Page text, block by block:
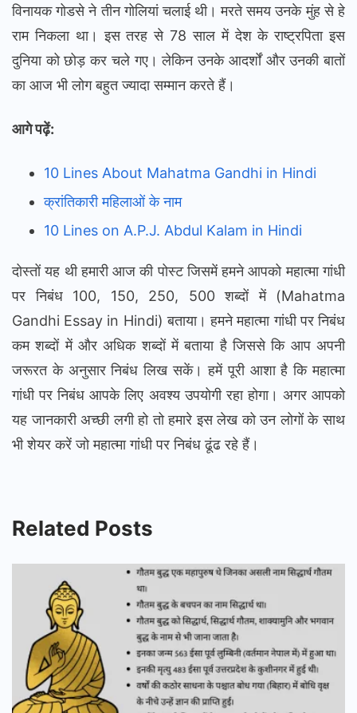
विनायक गोडसे ने तीन गोलियां चलाई थी‌। मरते समय उनके मुंह से हे
राम निकला था। इस तरह से 78 साल में देश के राष्ट्रपिता इस
दुनिया को छोड़ कर चले गए। लेकिन उनके आदर्शों और उनकी बातों
का आज भी लोग बहुत ज्यादा सम्मान करते हैं।
आगे पढ़ें:
10 Lines About Mahatma Gandhi in Hindi
क्रांतिकारी महिलाओं के नाम
10 Lines on A.P.J. Abdul Kalam in Hindi
दोस्तों यह थी हमारी आज की पोस्ट जिसमें हमने आपको महात्मा गांधी
पर निबंध 100, 150, 250, 500 शब्दों में (Mahatma
Gandhi Essay in Hindi) बताया। हमने महात्मा गांधी पर निबंध
कम शब्दों में और अधिक शब्दों में बताया है जिससे कि आप अपनी
जरूरत के अनुसार निबंध लिख सकें। हमें पूरी आशा है कि महात्मा
गांधी पर निबंध आपके लिए अवश्य उपयोगी रहा होगा। अगर आपको
यह जानकारी अच्छी लगी हो तो हमारे इस लेख को उन लोगों के साथ
भी शेयर करें जो महात्मा गांधी पर निबंध ढूंढ रहे हैं।
Related Posts